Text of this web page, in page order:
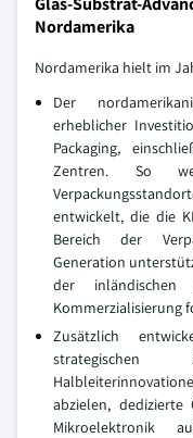
Nordamerika
Nordamerika hielt im
Der
erheblicher
Packaging,
Zentren. So
entwickelt, die die
Bereich der
Generation
der inländischen
Kommerzialisierung
Zusätzlich
abzielen,
Mikroelektronik